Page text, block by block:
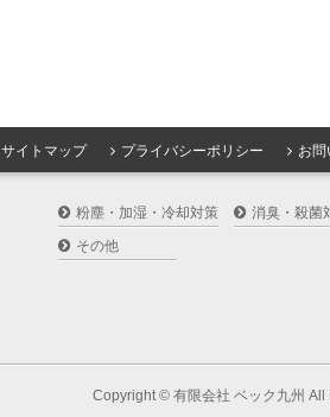
サイトマップ プライバシーポリシー お
粉塵・加湿・冷却対策 消臭・殺菌
その他
Copyright © 有限会社 ベック九州 All